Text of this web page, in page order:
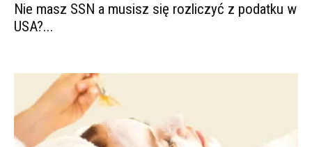
Nie masz SSN a musisz się rozliczyć z podatku w
USA?...